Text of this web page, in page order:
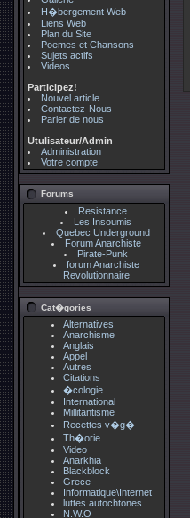
H�bergement Web
Liens Web
Plan du Site
Poemes et Chansons
Sujets actifs
Videos
Participez!
Nouvel article
Contactez-Nous
Parler de nous
Utulisateur/Admin
Administration
Votre compte
Forums
Resistance
Les Insoumis
Quebec Underground
Forum Anarchiste
Pirate-Punk
forum Anarchiste
Revolutionnaire
Cat�gories
Alternatives
Anarchisme
Anglais
Appel
Autres
Citations
�cologie
International
Millitantisme
Recettes v�g�
Th�orie
Video
Anarkhia
Blackblock
Grece
Informatique\Internet
luttes autochtones
N.W.O